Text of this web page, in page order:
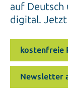
auf Deutsch
digital.
kostenfreie
Newsletter